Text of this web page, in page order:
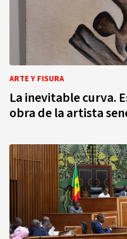
ARTE Y FISURA
La inevitable curva.
obra de la artista